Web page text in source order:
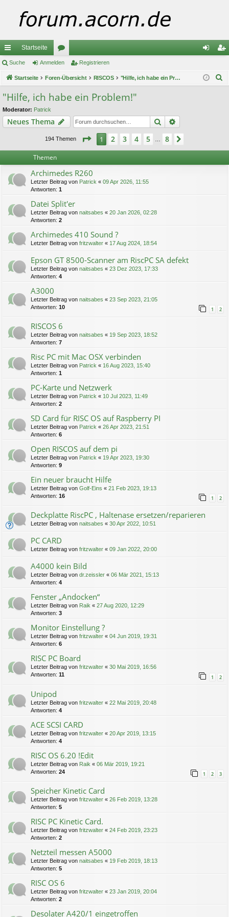
ch
ne
llz
ug
riff
Startseite
or
en m ist
Suche Anmelden Registrieren
Startseite Foren-Übersicht RISCOS "Hilfe, ich habe ein Problem!"
"Hilfe, ich habe ein Problem!"
Moderator: Patrick
Neues Thema Suche
194 Themen Seite 1 von 8
1 2 3 4 5 8
Themen
Archimedes R260
Letzter Beitrag von Patrick « 09 Apr 2026, 11:55
Antworten: 1
Datei Split'er
Letzter Beitrag von naitsabes « 20 Jan 2026, 02:28
Antworten: 2
Archimedes 410 Sound ?
Letzter Beitrag von fritzwalter « 17 Aug 2024, 18:54
Epson GT 8500-Scanner am RiscPC SA defekt
Letzter Beitrag von naitsabes « 23 Dez 2023, 17:33
Antworten: 4
A3000
Letzter Beitrag von naitsabes « 23 Sep 2023, 21:05
Antworten: 10 1 2
RISCOS 6
Letzter Beitrag von naitsabes « 19 Sep 2023, 18:52
Antworten: 7
Risc PC mit Mac OSX verbinden
Letzter Beitrag von Patrick « 16 Aug 2023, 15:40
Antworten: 1
PC-Karte und Netzwerk
Letzter Beitrag von Patrick « 10 Jul 2023, 11:49
Antworten: 2
SD Card für RISC OS auf Raspberry PI
Letzter Beitrag von Patrick « 26 Apr 2023, 21:51
Antworten: 6
Open RISCOS auf dem pi
Letzter Beitrag von Patrick « 19 Apr 2023, 19:30
Antworten: 9
Ein neuer braucht Hilfe
Letzter Beitrag von Golf-Eins « 21 Feb 2023, 19:13
Antworten: 16 1 2
Deckplatte RiscPC , Haltenase ersetzen/reparieren
Letzter Beitrag von naitsabes « 30 Apr 2022, 10:51
PC CARD
Letzter Beitrag von fritzwalter « 09 Jan 2022, 20:00
A4000 kein Bild
Letzter Beitrag von dr.zeissler « 06 Mär 2021, 15:13
Antworten: 4
Fenster „Andocken“
Letzter Beitrag von Raik « 27 Aug 2020, 12:29
Antworten: 3
Monitor Einstellung ?
Letzter Beitrag von fritzwalter « 04 Jun 2019, 19:31
Antworten: 6
RISC PC Board
Letzter Beitrag von fritzwalter « 30 Mai 2019, 16:56
Antworten: 11 1 2
Unipod
Letzter Beitrag von fritzwalter « 22 Mai 2019, 20:48
Antworten: 4
ACE SCSI CARD
Letzter Beitrag von fritzwalter « 20 Apr 2019, 13:15
Antworten: 4
RISC OS 6.20 !Edit
Letzter Beitrag von Raik « 06 Mär 2019, 19:21
Antworten: 24 1 2 3
Speicher Kinetic Card
Letzter Beitrag von fritzwalter « 26 Feb 2019, 13:28
Antworten: 5
RISC PC Kinetic Card.
Letzter Beitrag von fritzwalter « 24 Feb 2019, 23:23
Antworten: 2
Netzteil messen A5000
Letzter Beitrag von naitsabes « 19 Feb 2019, 18:13
Antworten: 5
RISC OS 6
Letzter Beitrag von fritzwalter « 23 Jan 2019, 20:04
Antworten: 2
Desolater A420/1 eingetroffen